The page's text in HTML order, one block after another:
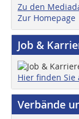
Zu den
Zur Homepage
Job &
Hier finden
Verbände